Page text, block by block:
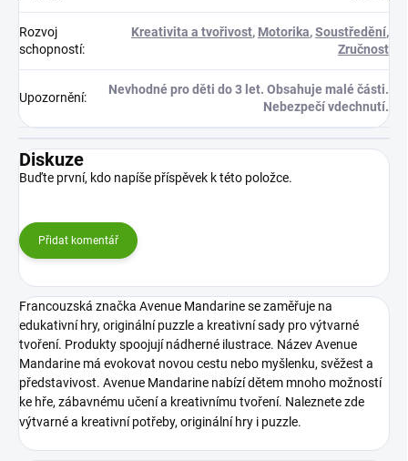
Rozvoj
schopností:
Kreativita a tvořivost, Motorika,Soustředění,
Zručnost
Upozornění:
Nevhodné pro děti do 3 let. Obsahuje malé části.
Nebezpečí vdechnutí.
Diskuze
Buďte první, kdo napíše příspěvek k této položce.
Přidat komentář
Francouzská značka Avenue Mandarine se zaměřuje na
edukativní hry, originální puzzle a kreativní sady pro výtvarné
tvoření. Produkty spoojují nádherné ilustrace. Název Avenue
Mandarine má evokovat novou cestu nebo myšlenku, svěžest a
představivost. Avenue Mandarine nabízí dětem mnoho možností
ke hře, zábavnému učení a kreativnímu tvoření. Naleznete zde
výtvarné a kreativní potřeby, originální hry i puzzle.